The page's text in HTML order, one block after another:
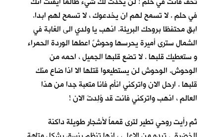
في حلم . لا تسمح لهم ان يخدعوك ، لا تسمح لهم ابدا.
ابق محتفظا بروحك البريئة. اذهب يا ولدي الى الغابة في
الشمال سترى أميرة يحرسها وحوشٌ اعطها الوردة الحمراء
و ستعطيك قلبها . لا تضع قلبها الجميل ، احمه من
الوحوش. الوحوش لن يستطيعوا قتلها الا اذا ضاع منك
قلبها . ارحل الان واتركني انأم فانا متعبة جدا من هذا
العالم ، اذهب واتركني فانت قد وُلِدتَ الان !
ثم رأيت روحي تطير لترى قمماً لأشجارٍ طويلة داكنة